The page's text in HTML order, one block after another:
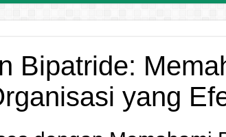
Bipatride:
yang